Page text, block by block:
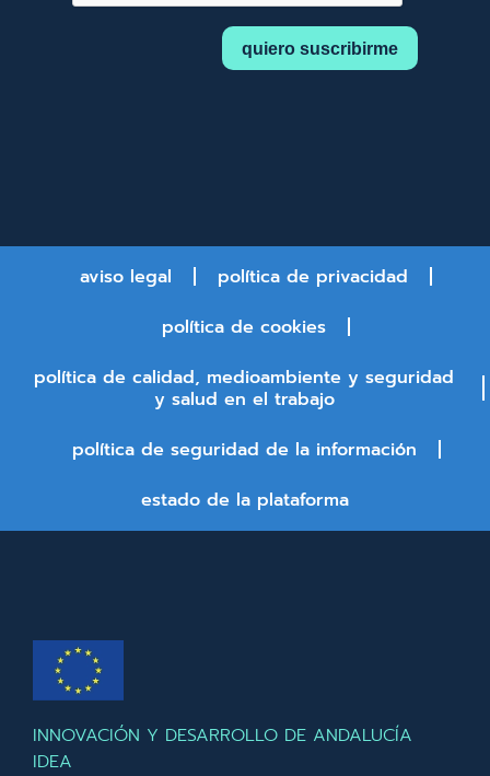
aviso legal
política de privacidad
política de cookies
política de calidad, medioambiente y seguridad
y salud en el trabajo
política de seguridad de la información
estado de la plataforma
INNOVACIÓN Y DESARROLLO DE ANDALUCÍA
IDEA